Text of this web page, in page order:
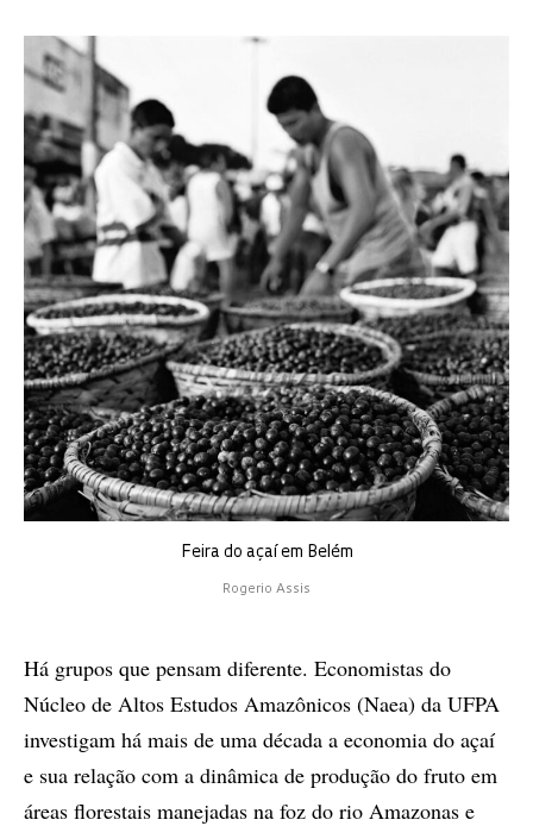
Feira do açaí em Belém
Rogerio Assis
Há grupos que pensam diferente. Economistas do
Núcleo de Altos Estudos Amazônicos (Naea) da UFPA
investigam há mais de uma década a economia do açaí
e sua relação com a dinâmica de produção do fruto em
áreas florestais manejadas na foz do rio Amazonas e